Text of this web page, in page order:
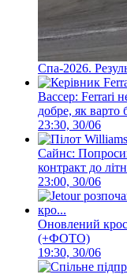
Спа-2026.
Вассер: Ferrari
добре, як варто
23:30, 30/06
Сайнс:
контракт до
23:00, 30/06
Оновлений
(+ФОТО)
19:30, 30/06